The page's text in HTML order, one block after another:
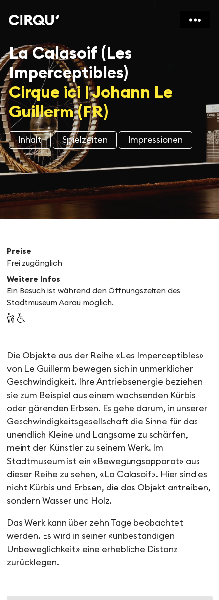
La Calasoif (Les
Imperceptibles)
Cirque ici | Johann Le
Guillerm (FR)
Inhalt Spielzeiten Impressionen
La Calasoif (Les
Die Objekte aus der Reihe «Les Imperceptibles»
von Le Guillerm bewegen sich in unmerklicher
Geschwindigkeit. Ihre Antriebsenergie beziehen
sie zum Beispiel aus einem wachsenden Kürbis
oder gärenden Erbsen. Es gehe darum, in unserer
Geschwindigkeitsgesellschaft die Sinne für das
unendlich Kleine und Langsame zu schärfen,
meint der Künstler zu seinem Werk. Im
Stadtmuseum ist ein «Bewegungsapparat» aus
dieser Reihe zu sehen, «La Calasoif». Hier sind es
nicht Kürbis und Erbsen, die das Objekt antreiben,
sondern Wasser und Holz.
Das Werk kann über zehn Tage beobachtet
werden. Es wird in seiner «unbeständigen
Unbeweglichkeit» eine erhebliche Distanz
zurücklegen.
Preise
Frei zugänglich
Weitere Infos
Ein Besuch ist während den Öffnungszeiten des
Stadtmuseum Aarau möglich.